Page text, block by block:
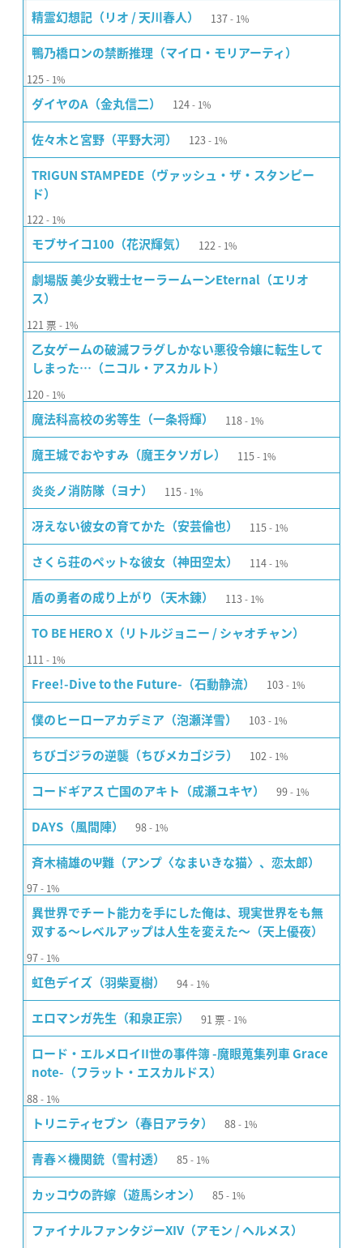
精霊幻想記（リオ / 天川春人） 137 1%
鴨乃橋ロンの禁断推理（マイロ・モリアーティ）
125 1%
ダイヤのA（金丸信二） 124 1%
佐々木と宮野（平野大河） 123 1%
TRIGUN STAMPEDE（ヴァッシュ・ザ・スタンピー
ド）
122 1%
モブサイコ100（花沢輝気） 122 1%
劇場版 美少女戦士セーラームーンEternal（エリオ
ス）
121 票 1%
乙女ゲームの破滅フラグしかない悪役令嬢に転生して
しまった…（ニコル・アスカルト）
120 1%
魔法科高校の劣等生（一条将輝） 118 1%
魔王城でおやすみ（魔王タソガレ） 115 1%
炎炎ノ消防隊（ヨナ） 115 1%
冴えない彼女の育てかた（安芸倫也） 115 1%
さくら荘のペットな彼女（神田空太） 114 1%
盾の勇者の成り上がり（天木錬） 113 1%
TO BE HERO X（リトルジョニー / シャオチャン）
111 1%
Free!-Dive to the Future-（石動静流） 103 1%
僕のヒーローアカデミア（泡瀬洋雪） 103 1%
ちびゴジラの逆襲（ちびメカゴジラ） 102 1%
コードギアス 亡国のアキト（成瀬ユキヤ） 99 1%
DAYS（風間陣） 98 1%
斉木楠雄のΨ難（アンプ〈なまいきな猫〉、恋太郎）
97 1%
異世界でチート能力を手にした俺は、現実世界をも無
双する〜レベルアップは人生を変えた〜（天上優夜）
97 1%
虹色デイズ（羽柴夏樹） 94 1%
エロマンガ先生（和泉正宗） 91 票 1%
ロード・エルメロイII世の事件簿 -魔眼蒐集列車 Grace
note-（フラット・エスカルドス）
88 1%
トリニティセブン（春日アラタ） 88 1%
青春×機関銃（雪村透） 85 1%
カッコウの許嫁（遊馬シオン） 85 1%
ファイナルファンタジーXIV（アモン / ヘルメス）